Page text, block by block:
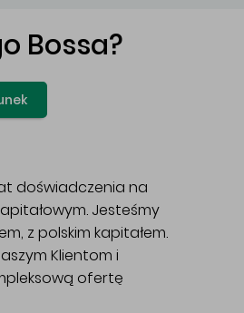
Bossa?
doświadczenia na
Jesteśmy
z polskim kapitałem.
Klientom i
ofertę